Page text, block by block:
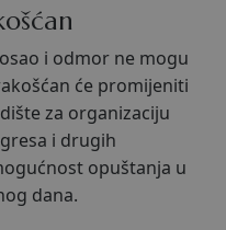
i odmor ne mogu
će promijeniti
za organizaciju
i drugih
opuštanja u
dana.